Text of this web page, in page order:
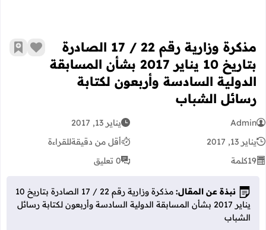
مذكرة وزارية رقم 22 / 17 الصادرة
بتاريخ 10 يناير 2017 بشأن المسابقة
الدولية السادسة وأربعون لكتابة
رسائل الشباب
زر أضف
Admin
يناير 13, 2017
يناير 13, 2017
أقل من دقيقةللقراءة
19كلمة 0 تعليق
نبذة عن المقال:
مذكرة وزارية رقم 22 / 17 الصادرة بتاريخ 10
يناير 2017 بشأن المسابقة الدولية السادسة وأربعون لكتابة رسائل
الشباب